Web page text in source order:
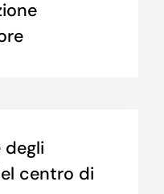
degli
centro di